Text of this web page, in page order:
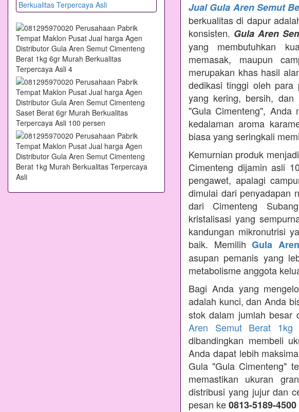
Jual Gula Aren Semut
berkualitas di dapur
konsisten. Gula Aren
yang membutuhkan
memasak, maupun
merupakan khas hasil
dedikasi tinggi oleh para
yang kering, bersih, dan
"Gula Cimenteng", Anda
kedalaman aroma
biasa yang seringkali
Kemurnian produk
Cimenteng dijamin asli
pengawet, apalagi
dimulai dari penyadapan
dari Cimenteng
kristalisasi yang
kandungan mikronutrisi
baik. MemilihGula
asupan pemanis yang
metabolisme anggota
Bagi Anda yang
adalah kunci, dan Anda
stok dalam jumlah besar
Aren Semut Berat 1kg
dibandingkan membeli
Anda dapat lebih
Gula "Gula Cimenteng"
memastikan ukuran
distribusi yang jujur dan
pesan ke0813-5189-4500